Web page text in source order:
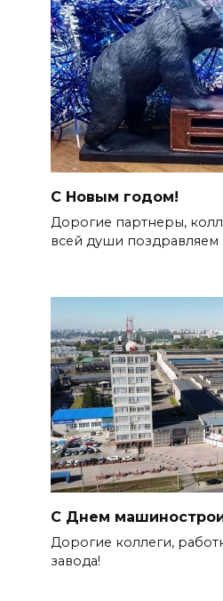
С Новым годом!
Дорогие партнеры,
всей души поздравляем
С Днем
Дорогие коллеги,
завода!